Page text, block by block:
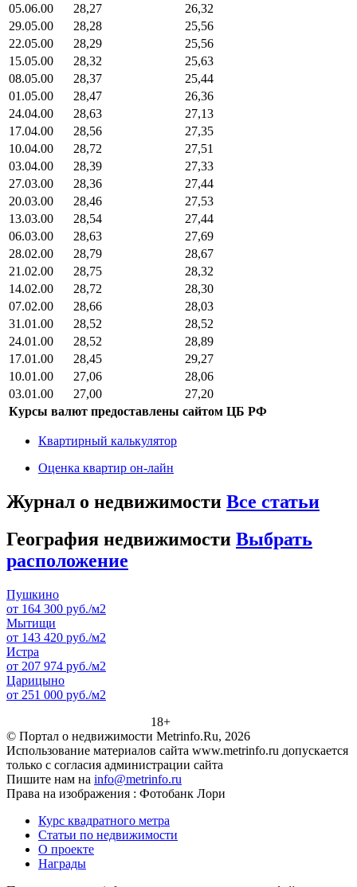
05.06.00
28,27
26,32
29.05.00
28,28
25,56
22.05.00
28,29
25,56
15.05.00
28,32
25,63
08.05.00
28,37
25,44
01.05.00
28,47
26,36
24.04.00
28,63
27,13
17.04.00
28,56
27,35
10.04.00
28,72
27,51
03.04.00
28,39
27,33
27.03.00
28,36
27,44
20.03.00
28,46
27,53
13.03.00
28,54
27,44
06.03.00
28,63
27,69
28.02.00
28,79
28,67
21.02.00
28,75
28,32
14.02.00
28,72
28,30
07.02.00
28,66
28,03
31.01.00
28,52
28,52
24.01.00
28,52
28,89
17.01.00
28,45
29,27
10.01.00
27,06
28,06
03.01.00
27,00
27,20
Курсы валют предоставлены сайтом ЦБ РФ
Квартирный калькулятор
Оценка квартир он-лайн
Журнал о недвижимости Все статьи
География недвижимости Выбрать
расположение
Пушкино
от 164 300 руб./м2
Мытищи
от 143 420 руб./м2
Истра
от 207 974 руб./м2
Царицыно
от 251 000 руб./м2
18+
© Портал о недвижимости Metrinfo.Ru, 2026
Использование материалов сайта www.metrinfo.ru допускается
только с согласия администрации сайта
Пишите нам на info@metrinfo.ru
Права на изображения : Фотобанк Лори
Курс квадратного метра
Статьи по недвижимости
О проекте
Награды